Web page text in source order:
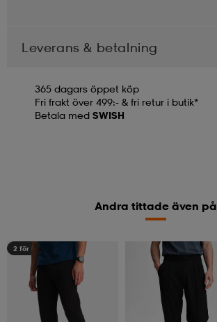
Leverans & betalning
365 dagars öppet köp
Fri frakt över 499:- & fri retur i butik*
Betala med SWISH
Andra tittade även på
2 för 499:-